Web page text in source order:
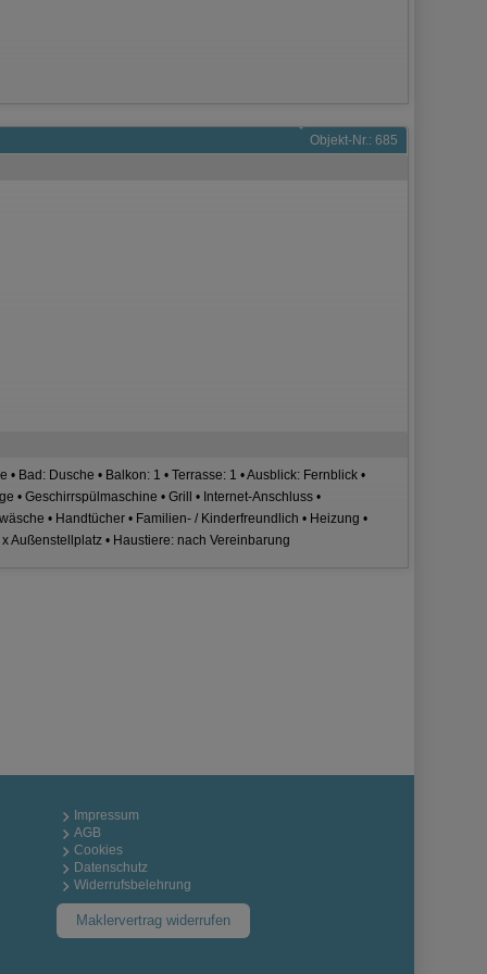
Objekt-Nr.: 685
Bad: Dusche • Balkon: 1 • Terrasse: 1 • Ausblick: Fernblick •
• Geschirrspülmaschine • Grill • Internet-Anschluss •
• Handtücher • Familien- / Kinderfreundlich • Heizung •
Außenstellplatz • Haustiere: nach Vereinbarung
Impressum
AGB
Cookies
Datenschutz
Widerrufsbelehrung
Maklervertrag widerrufen